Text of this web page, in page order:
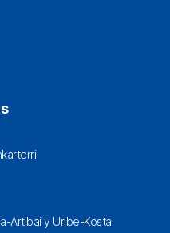
Artibai y Uribe-Kosta